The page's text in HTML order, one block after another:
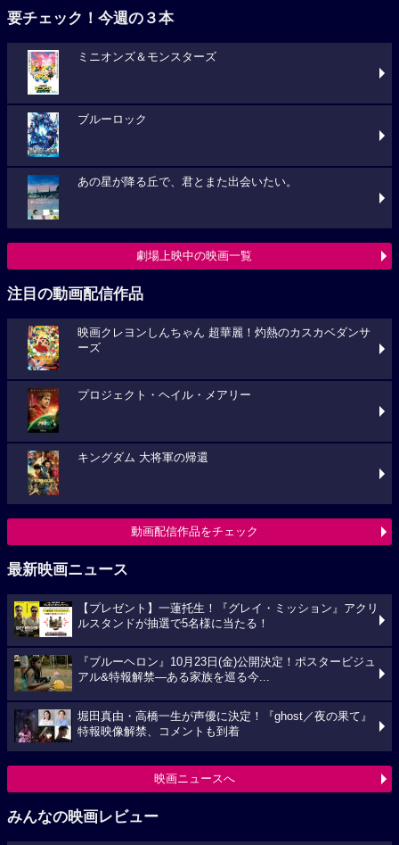
要チェック！今週の３本
ミニオンズ＆モンスターズ
ブルーロック
あの星が降る丘で、君とまた出会いたい。
劇場上映中の映画一覧
注目の動画配信作品
映画クレヨンしんちゃん 超華麗！灼熱のカスカベダンサ
ーズ
プロジェクト・ヘイル・メアリー
キングダム 大将軍の帰還
動画配信作品をチェック
最新映画ニュース
【プレゼント】一蓮托生！『グレイ・ミッション』アクリ
ルスタンドが抽選で5名様に当たる！
『ブルーヘロン』10月23日(金)公開決定！ポスタービジュ
アル&特報解禁―ある家族を巡る今...
堀田真由・高橋一生が声優に決定！『ghost／夜の果て』
特報映像解禁、コメントも到着
映画ニュースへ
みんなの映画レビュー